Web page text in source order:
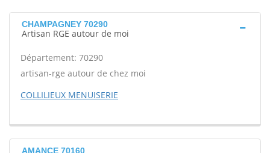
CHAMPAGNEY 70290
Artisan RGE autour de moi
Département: 70290
artisan-rge autour de chez moi
COLLILIEUX MENUISERIE
AMANCE 70160